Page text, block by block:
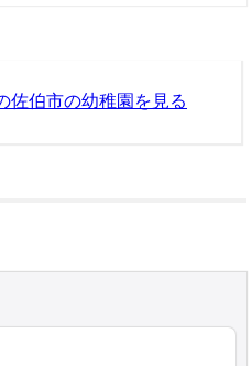
佐伯市の幼稚園を見る